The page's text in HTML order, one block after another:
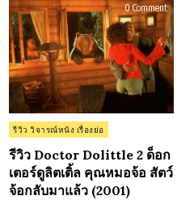
0 Commenton
รีวิว
Doctor
Dolittle
2
ด็
อก
เตอร์
ดู
ลิต
เติ้ล
คุณ
จ้อก
ลับ
มา
Posted
in
รีวิว วิจารณ์หนัง เรื่องย่อ
รีวิว Doctor Dolittle 2 ด็อก
เตอร์ดูลิตเติ้ล คุณหมอจ้อ สัตว์
จ้อกลับมาแล้ว (2001)